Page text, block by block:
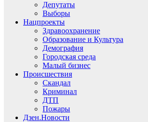
Депутаты
Выборы
Нацпроекты
Здравоохранение
Образование и Культура
Демография
Городская среда
Малый бизнес
Происшествия
Скандал
Криминал
ДТП
Пожары
Дзен.Новости